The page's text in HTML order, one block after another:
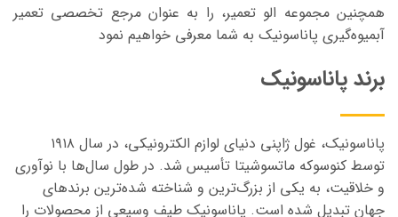
همچنین مجموعه الو تعمیر، را به عنوان مرجع تخصصی تعمیر
آبمیوه‌گیری پاناسونیک به شما معرفی خواهیم نمود
برند پاناسونیک
پاناسونیک، غول ژاپنی دنیای لوازم الکترونیکی، در سال ۱۹۱۸
توسط کنوسوکه ماتسوشیتا تأسیس شد. در طول سال‌ها با نوآوری
و خلاقیت، به یکی از بزرگ‌ترین و شناخته شده‌ترین برندهای
جهان تبدیل شده است. پاناسونیک طیف وسیعی از محصولات را